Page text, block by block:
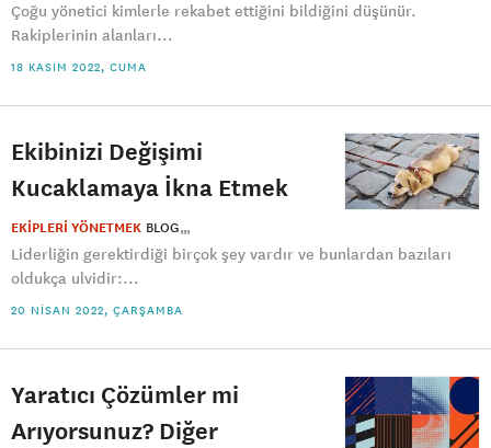
Çoğu yönetici kimlerle rekabet ettiğini bildiğini düşünür.
Rakiplerinin alanları...
18 KASIM 2022, CUMA
Ekibinizi Değişimi
Kucaklamaya İkna Etmek
EKİPLERİ YÖNETMEK BLOG
Liderliğin gerektirdiği birçok şey vardır ve bunlardan bazıları
oldukça ulvidir:...
20 NISAN 2022, ÇARŞAMBA
Yaratıcı Çözümler mi
Arıyorsunuz? Diğer